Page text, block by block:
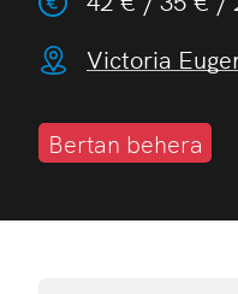
Victoria
Bertan behera